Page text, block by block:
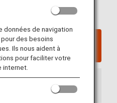
informations utiles.
international de
données de navigation
des besoins
Ils nous aident à
pour faciliter votre
internet.